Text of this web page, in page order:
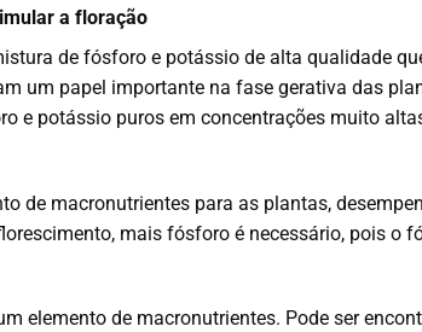
a floração
de fósforo e potássio de alta qualidade
um papel importante na fase gerativa das
e potássio puros em concentrações muito
de macronutrientes para as plantas,
mais fósforo é necessário, pois o
elemento de macronutrientes. Pode ser